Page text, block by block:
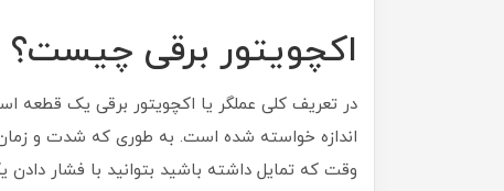
اکچویتور برقی چیست؟
در تعریف کلی عملگر یا اکچویتور برقی یک قطعه
اندازه خواسته شده است. به طوری که شدت و زمان
وقت که تمایل داشته باشید بتوانید با فشار